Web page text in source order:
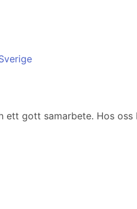
gott samarbete. Hos